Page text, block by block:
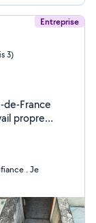
Entreprise
3)
propre
et
. Je